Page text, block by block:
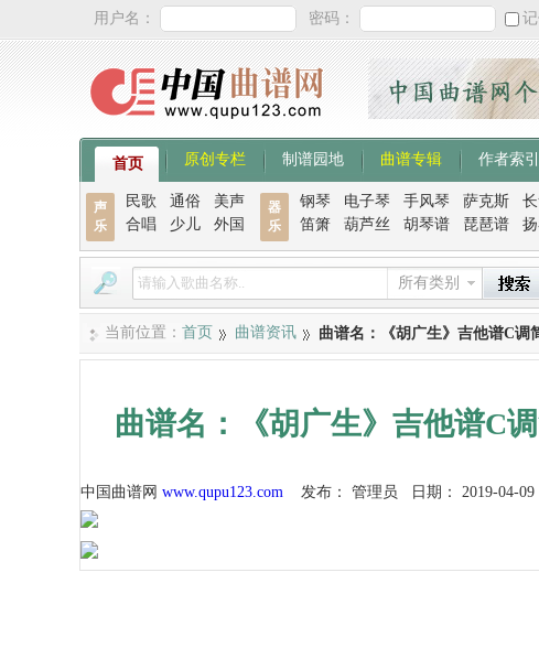
用户名： 密码：
首页 原创专栏 制谱园地 曲谱专辑 作者索引
声
乐
民歌 通俗
美声
合唱
少儿 外国
器
乐
钢琴 电子琴 手风琴 萨克斯
笛箫
葫芦丝 胡琴谱 琵琶谱
所有类别
当前位置： 首页 曲谱资讯 曲谱名：《胡广生》吉他谱C调
曲谱名：《胡广生》吉他谱C
中国曲谱网 www.qupu123.com 发布： 管理员 日期： 2019-04-09